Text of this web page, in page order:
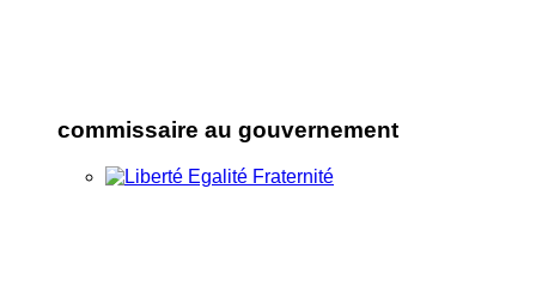
commissaire au gouvernement